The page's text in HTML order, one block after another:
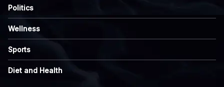
Politics
Wellness
Sports
Diet and Health